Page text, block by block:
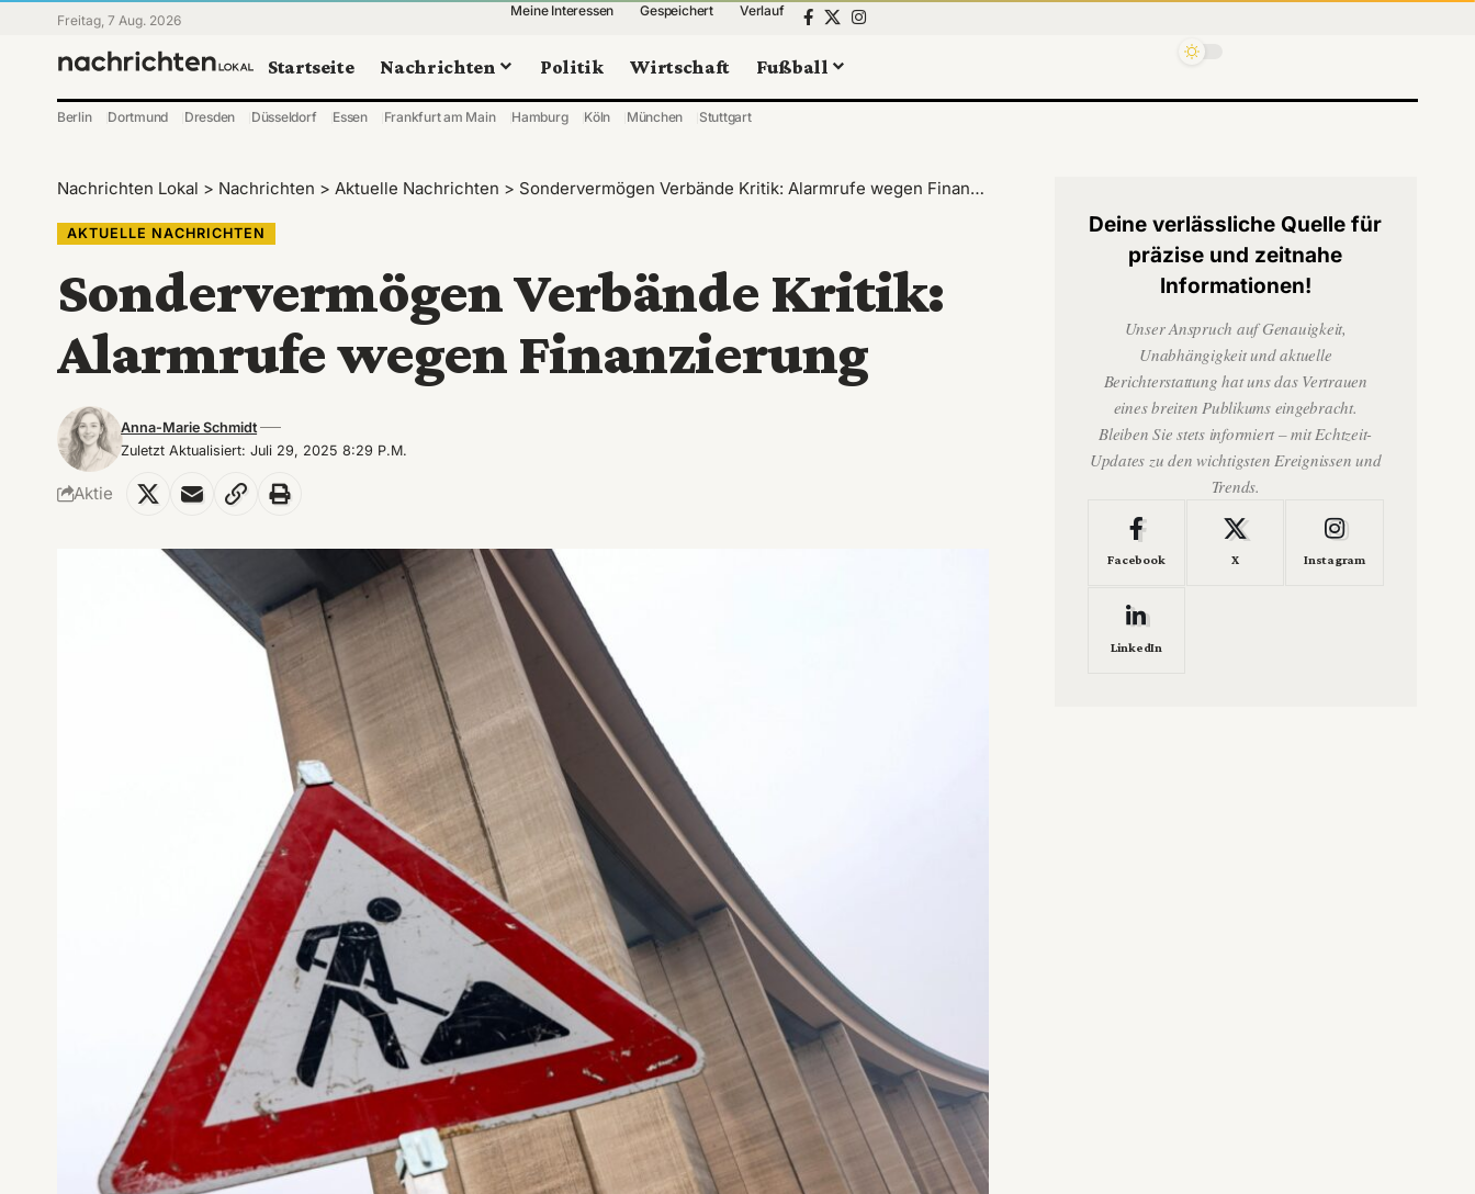
Freitag, 7 Aug. 2026
Meine Interessen Gespeichert Verlauf
Startseite Nachrichten Politik Wirtschaft Fußball
Berlin Dortmund Dresden Düsseldorf Essen Frankfurt am Main Hamburg Köln München Stuttgart
Nachrichten Lokal > Nachrichten > Aktuelle Nachrichten > Sondervermögen Verbände Kritik: Alarmrufe wegen Finanzierung
AKTUELLE NACHRICHTEN
Sondervermögen Verbände Kritik:
Alarmrufe wegen Finanzierung
Zuletzt Aktualisiert: Juli 29, 2025 8:29 P.m.
Anna-Marie Schmidt
Aktie
Deine verlässliche Quelle für
präzise und zeitnahe
Informationen!
Unser Anspruch auf Genauigkeit,
Unabhängigkeit und aktuelle
Berichterstattung hat uns das Vertrauen
eines breiten Publikums eingebracht.
Bleiben Sie stets informiert – mit Echtzeit-
Updates zu den wichtigsten Ereignissen und
Trends.
Facebook X Instagram
LinkedIn